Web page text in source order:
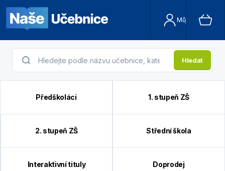
Můj účet
Hledat
Předškoláci 1. stupeň ZŠ
2. stupeň ZŠ Střední škola
Interaktivní tituly Doprodej